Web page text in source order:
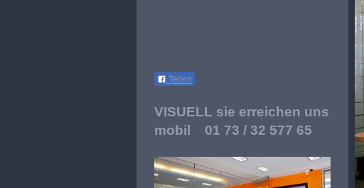
Teilen
VISUELL sie erreichen uns
mobil 01 73 / 32 577 65